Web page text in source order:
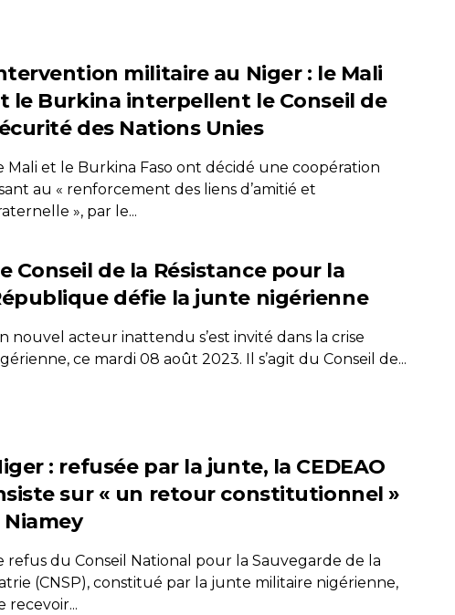
militaire au Niger : le Mali
le Burkina interpellent le Conseil de
des Nations Unies
Mali et le Burkina Faso ont décidé une coopération
au « renforcement des liens d’amitié et
», par le...
Conseil de la Résistance pour la
défie la junte nigérienne
nouvel acteur inattendu s’est invité dans la crise
ce mardi 08 août 2023. Il s’agit du Conseil de...
: refusée par la junte, la CEDEAO
sur « un retour constitutionnel »
Niamey
refus du Conseil National pour la Sauvegarde de la
(CNSP), constitué par la junte militaire nigérienne,
recevoir...